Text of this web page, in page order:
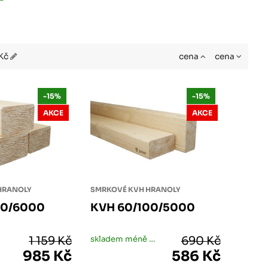
cena cena
6000
-15%
AKCE
1 159 Kč
985 Kč
SMRKOVÉ KVH HRANOLY
KVH 60/100/5000
-15%
AKCE
skladem méně než 5 ks 690 Kč
586 Kč